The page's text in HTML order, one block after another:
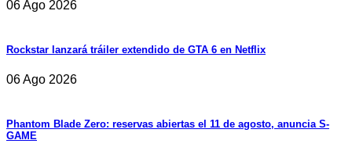
06 Ago 2026
Rockstar lanzará tráiler extendido de GTA 6 en Netflix
06 Ago 2026
Phantom Blade Zero: reservas abiertas el 11 de agosto, anuncia S-
GAME